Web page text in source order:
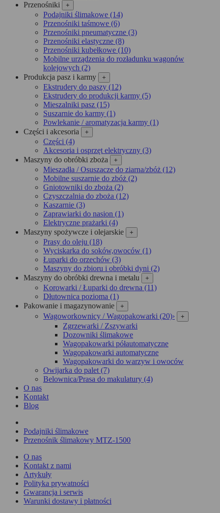
Przenośniki
+
Podajniki ślimakowe (14)
Przenośniki taśmowe (6)
Przenośniki pneumatyczne (3)
Przenośniki elastyczne (8)
Przenośniki kubełkowe (10)
Mobilne urządzenia do rozładunku wagonów
kolejowych (2)
Produkcja pasz i karmy
+
Ekstrudery do paszy (12)
Ekstrudery do produkcji karmy (5)
Mieszalniki pasz (15)
Suszarnie do karmy (1)
Powlekanie / aromatyzacja karmy (1)
Części i akcesoria
+
Części (4)
Akcesoria i osprzęt elektryczny (3)
Maszyny do obróbki zboża
+
Mieszadła / Osuszacze do ziarna/zbóż (12)
Mobilne suszarnie do zbóż (2)
Gniotowniki do zboża (2)
Czyszczalnia do zboża (12)
Kaszarnie (3)
Zaprawiarki do nasion (1)
Elektryczne prażarki (4)
Maszyny spożywcze i olejarskie
+
Prasy do oleju (18)
Wyciskarka do soków,owoców (1)
Łuparki do orzechów (3)
Maszyny do zbioru i obróbki dyni (2)
Maszyny do obróbki drewna i metalu
+
Korowarki / Łuparki do drewna (11)
Dłutownica pozioma (1)
Pakowanie i magazynowanie
+
Wagoworkownicy / Wagopakowarki (20)› +
Zgrzewarki / Zszywarki
Dozowniki ślimakowe
Wagopakowarki półautomatyczne
Wagopakowarki automatyczne
Wagopakowarki do warzyw i owoców
Owijarka do palet (7)
Belownica/Prasa do makulatury (4)
O nas
Kontakt
Blog
Podajniki ślimakowe
Przenośnik ślimakowy MTZ-1500
O nas
Kontakt z nami
Artykuły
Polityka prywatności
Gwarancja i serwis
Warunki dostawy i płatności